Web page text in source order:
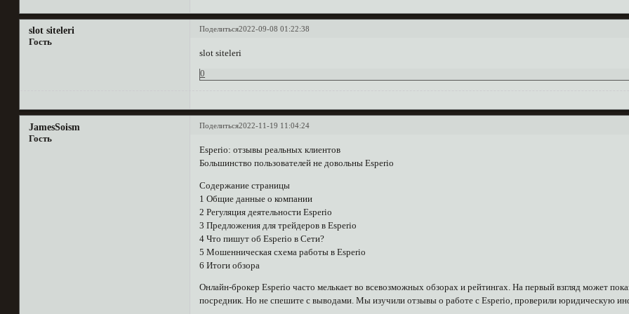
Поделиться2022-09-08 01:22:38
slot siteleri
Гость
slot siteleri
0
Поделиться2022-11-19 11:04:24
JamesSoism
Гость
Esperio: отзывы реальных клиентов
Большинство пользователей не довольны Esperio
Содержание страницы
1 Общие данные о компании
2 Регуляция деятельности Esperio
3 Предложения для трейдеров в Esperio
4 Что пишут об Esperio в Сети?
5 Мошенническая схема работы в Esperio
6 Итоги обзора
Онлайн-брокер Esperio часто мелькает во всевозможных обзорах и рейтингах. На первый взгляд может
посредник. Но не спешите с выводами. Мы изучили отзывы о работе с Esperio, проверили юридическую